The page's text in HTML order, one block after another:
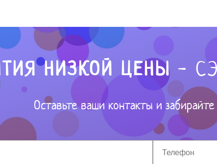
НИЗКОЙ ЦЕНЫ -
Оставьте ваши контакты и